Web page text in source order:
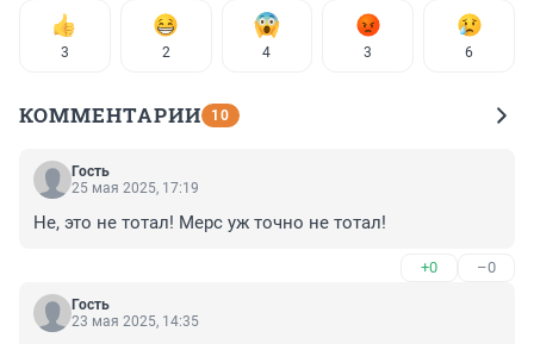
3 2 4 3 6
КОММЕНТАРИИ 10
Гость
25 мая 2025, 17:19
Не, это не тотал! Мерс уж точно не тотал!
+0 –0
Гость
23 мая 2025, 14:35